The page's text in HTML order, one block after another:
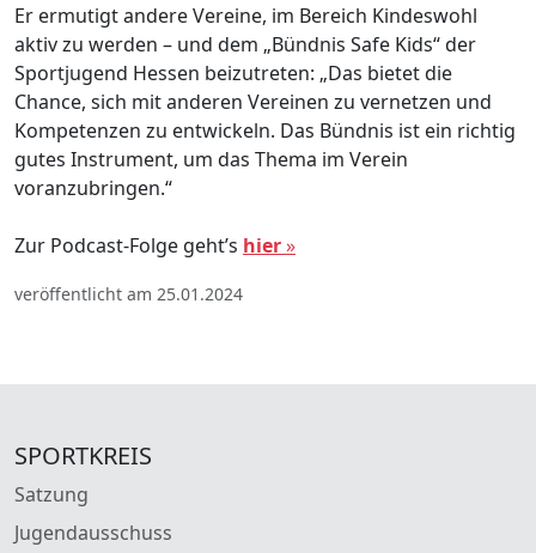
Er ermutigt andere Vereine, im Bereich Kindeswohl
aktiv zu werden – und dem „Bündnis Safe Kids“ der
Sportjugend Hessen beizutreten: „Das bietet die
Chance, sich mit anderen Vereinen zu vernetzen und
Kompetenzen zu entwickeln. Das Bündnis ist ein richtig
gutes Instrument, um das Thema im Verein
voranzubringen.“
Zur Podcast-Folge geht’s hier»
veröffentlicht am 25.01.2024
SPORTKREIS
Satzung
Jugendausschuss